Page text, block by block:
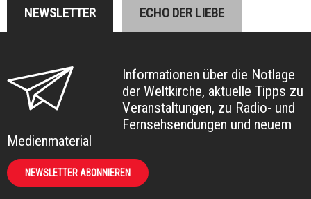
NEWSLETTER ECHO DER LIEBE
Informationen über die Notlage
der Weltkirche, aktuelle Tipps zu
Veranstaltungen, zu Radio- und
Fernsehsendungen und neuem
Medienmaterial
NEWSLETTER ABONNIEREN